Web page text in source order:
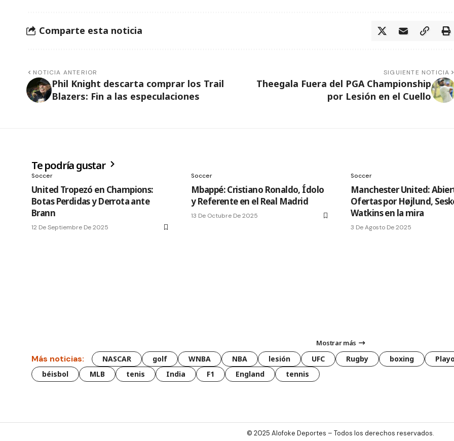
Comparte esta noticia
NOTICIA ANTERIOR
Phil Knight descarta comprar los Trail
Blazers: Fin a las especulaciones
SIGUIENTE NOTICIA
Theegala Fuera del PGA Championship
por Lesión en el Cuello
Te podría gustar
Soccer
United Tropezó en Champions:
Botas Perdidas y Derrota ante
Brann
12 De Septiembre De 2025
Soccer
Mbappé: Cristiano Ronaldo, Ídolo
y Referente en el Real Madrid
13 De Octubre De 2025
Soccer
Manchester United:
Ofertas por Højlund,
Watkins en la mira
3 De Agosto De 2025
Mostrar más
Más noticias: NASCAR golf WNBA NBA lesión UFC Rugby boxing
béisbol
MLB tenis India F1 England tennis
© 2025 Alofoke Deportes – Todos los derechos reservados.